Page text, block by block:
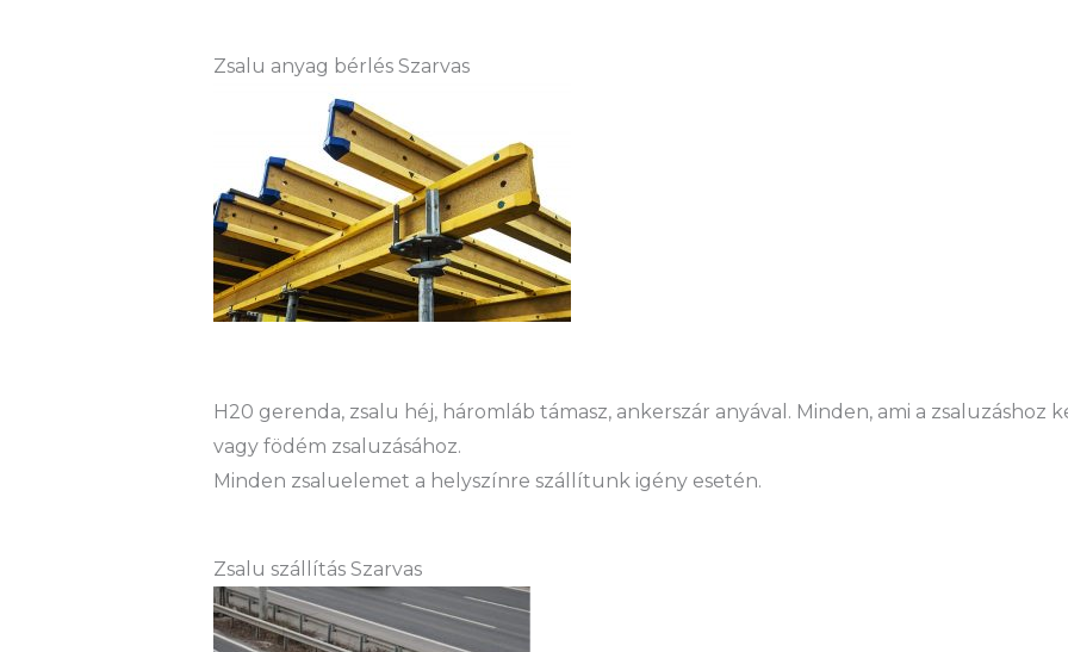
Zsalu anyag bérlés Szarvas
H20 gerenda, zsalu héj, háromláb támasz, ankerszár anyával. Minden, ami a zsaluzáshoz
vagy födém zsaluzásához.
Minden zsaluelemet a helyszínre szállítunk igény esetén.
Zsalu szállítás Szarvas